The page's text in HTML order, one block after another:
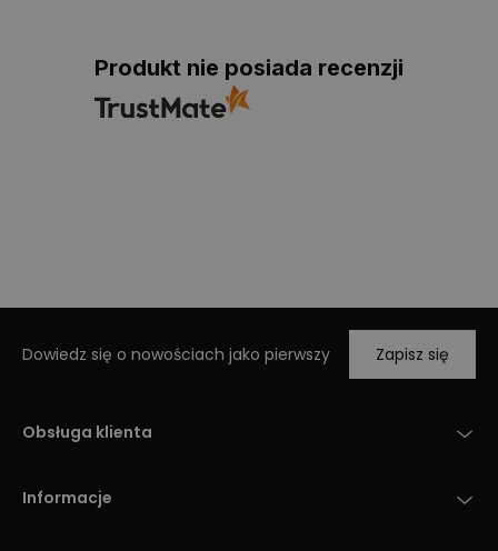
Produkt nie posiada recenzji
Dowiedz się o nowościach jako pierwszy Zapisz się
Obsługa klienta
Informacje